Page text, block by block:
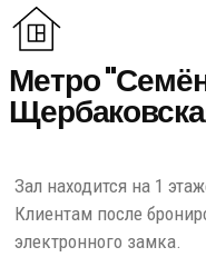
Метро
Зал находится на 1
Клиентам после
электронного замка.